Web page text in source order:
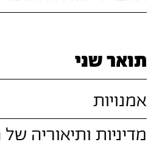
תואר שני
אמנויות
מדיניות ותיאוריה